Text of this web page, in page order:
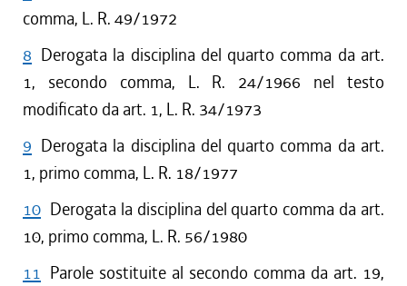
comma, L. R. 49/1972
8 Derogata la disciplina del quarto comma da art.
1, secondo comma, L. R. 24/1966 nel testo
modificato da art. 1, L. R. 34/1973
9 Derogata la disciplina del quarto comma da art.
1, primo comma, L. R. 18/1977
10 Derogata la disciplina del quarto comma da art.
10, primo comma, L. R. 56/1980
11 Parole sostituite al secondo comma da art. 19,